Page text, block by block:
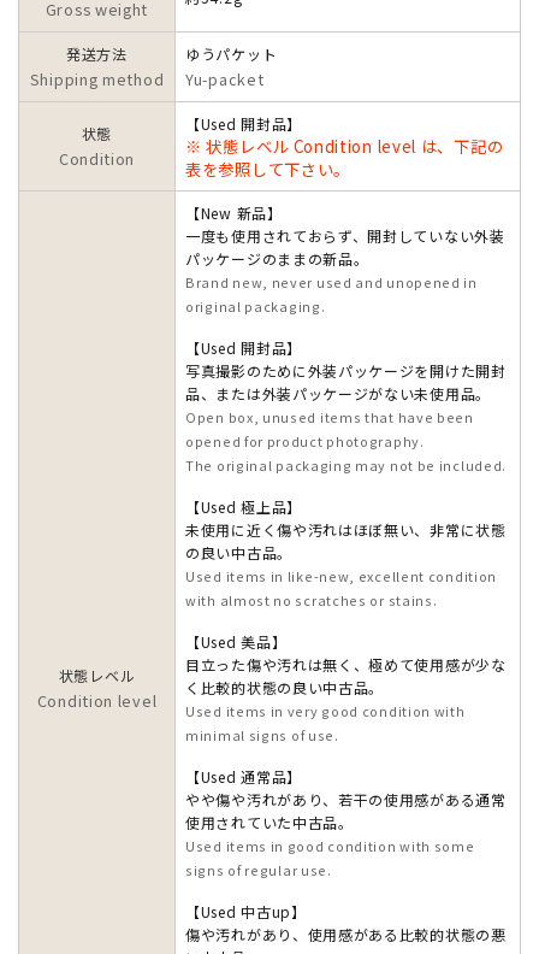
Gross weight
発送方法
Shipping method
ゆうパケット
Yu-packet
状態
Condition
【Used 開封品】
※ 状態レベル Condition level は、下記の
表を参照して下さい。
状態レベル
Condition level
【New 新品】
一度も使用されておらず、開封していない外装
パッケージのままの新品。
Brand new, never used and unopened in
original packaging.
【Used 開封品】
写真撮影のために外装パッケージを開けた開封
品、または外装パッケージがない未使用品。
Open box, unused items that have been
opened for product photography.
The original packaging may not be included.
【Used 極上品】
未使用に近く傷や汚れはほぼ無い、非常に状態
の良い中古品。
Used items in like-new, excellent condition
with almost no scratches or stains.
【Used 美品】
目立った傷や汚れは無く、極めて使用感が少な
く比較的状態の良い中古品。
Used items in very good condition with
minimal signs of use.
【Used 通常品】
やや傷や汚れがあり、若干の使用感がある通常
使用されていた中古品。
Used items in good condition with some
signs of regular use.
【Used 中古up】
傷や汚れがあり、使用感がある比較的状態の悪